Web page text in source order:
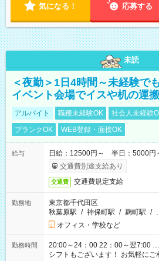
気になる！ 応募する
未読
＜夜勤＞1日4時間～未経験で
イベント会場でイスや机の運
アルバイト 職種未経験OK 社会人未経験
ブランクOK
WEB登録・面接OK
給与
日給：12500円～ 半日：5000円
交通費別途支給あり
交通費 交通費規定支給
勤務地
東京都千代田区
秋葉原駅 / 神保町駅 / 麹町駅 /
オフィス・学校など
勤務時間
20:00～24：00 22：00～翌7:00 …など
シフトもございます！ お気軽にご